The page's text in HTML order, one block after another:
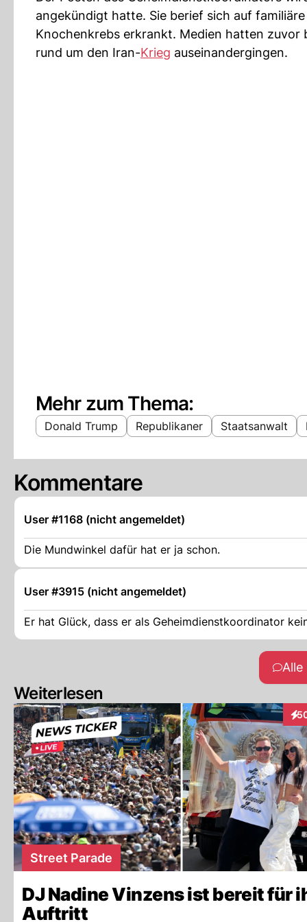
angekündigt hatte. Sie berief sich auf
Knochenkrebs erkrankt. Medien hatten zuvor
rund um den Iran-Krieg auseinandergingen.
Mehr zum Thema:
Donald Trump Republikaner Staatsanwalt
Kommentare
User #1168 (nicht angemeldet)
Die Mundwinkel dafür hat er ja schon.
User #3915 (nicht angemeldet)
Er hat Glück, dass er als Geheimdienstkoordinator
Weiterlesen
Street Parade
DJ Nadine Vinzens ist bereit für
Auftritt